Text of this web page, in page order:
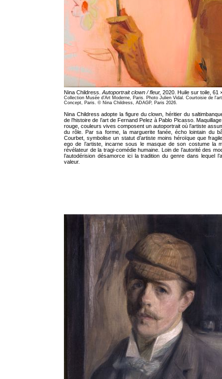
Nina Childress.Autoportrait clown / fleur, 2020. Huile sur toile, 61
Collection Musée d’Art Moderne, Paris. Photo Julien Vidal. Courtoisie de
Concept, Paris. © Nina Childress, ADAGP, Paris 2026.
Nina Childress adopte la figure du clown, héritier du
de l’histoire de l’art de Fernand Pelez à Pablo Picasso.
rouge, couleurs vives composent un autoportrait où l’artiste
du rôle. Par sa forme, la marguerite fanée, écho lointain du
Courbet, symbolise un statut d’artiste moins héroïque que
ego de l’artiste, incarne sous le masque de son costume la
révélateur de la tragi-comédie humaine. Loin de l’autorité des
l’autodérision désamorce ici la tradition du genre dans lequel
valeur.